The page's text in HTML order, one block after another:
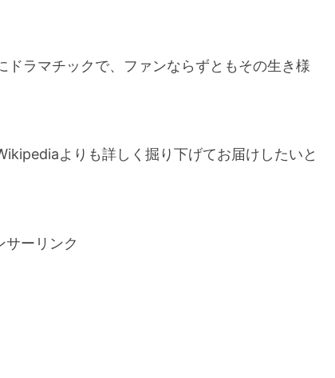
ラマチックで、ファンならずともその生き様
よりも詳しく掘り下げてお届けしたいと
サーリンク